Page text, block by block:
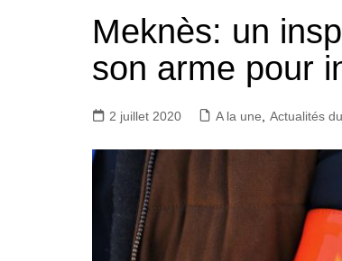
Meknès: un
son arme pour
2 juillet 2020 A la une Actualités